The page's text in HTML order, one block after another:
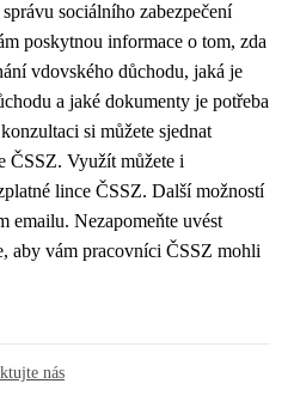
sociálního zabezpečení
poskytnou informace o tom, zda
vdovského důchodu, jaká je
a jaké dokumenty je potřeba
si můžete sjednat
ČSSZ. Využít můžete i
lince ČSSZ. Další možností
emailu. Nezapomeňte uvést
aby vám pracovníci ČSSZ mohli
nás